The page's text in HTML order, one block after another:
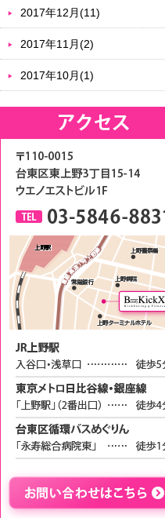
2017年12月(11)
2017年11月(2)
2017年10月(1)